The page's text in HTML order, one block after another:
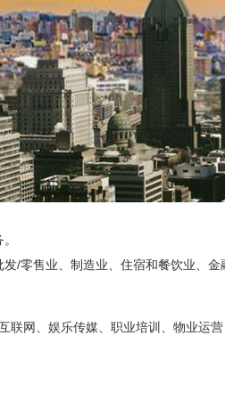
/零售业、制造业、住宿和餐饮业、
联网、娱乐传媒、职业培训、物业运